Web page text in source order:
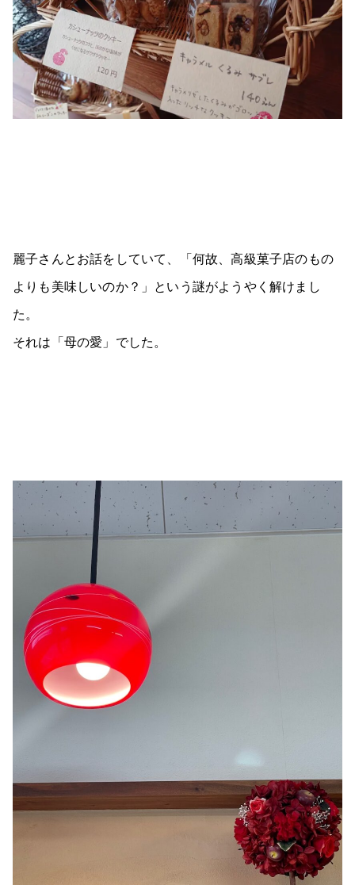
麗子さんとお話をしていて、「何故、高級菓子店のもの
よりも美味しいのか？」という謎がようやく解けまし
た。
それは「母の愛」でした。